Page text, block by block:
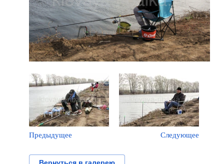
Предыдущее Следующее